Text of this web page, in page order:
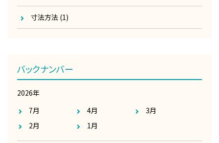
寸法方法 (1)
バックナンバー
2026年
7月
4月
3月
2月
1月